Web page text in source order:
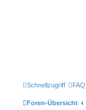
Schnellzugriff FAQ
Foren-Übersicht